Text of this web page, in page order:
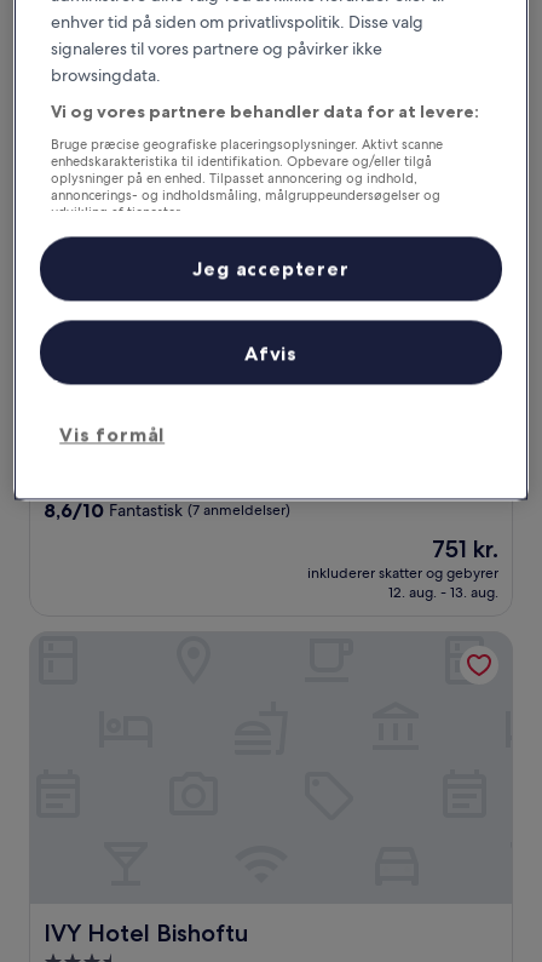
Her kan du overnatte nær Debre
Zeyit-moskéen
Pyramid Hotels & Resorts
5.0-
overnatningssted
8.6
anmeldelser)
8,6/10 Fantastisk (7 anmeldelser)
Prisen
er
751 kr.
751 kr.
inkluderer skatter og gebyrer
12. aug. - 13. aug.
IVY Hotel Bishoftu
IVY Hotel Bishoftu
enhver tid på siden om privatlivspolitik. Disse valg
signaleres til vores partnere og påvirker ikke
browsingdata.
Vi og vores partnere behandler data for at levere:
Bruge præcise geografiske placeringsoplysninger. Aktivt scanne
enhedskarakteristika til identifikation. Opbevare og/eller tilgå
oplysninger på en enhed. Tilpasset annoncering og indhold,
annoncerings- og indholdsmåling, målgruppeundersøgelser og
udvikling af tjenester.
Liste over partnere (leverandører)
Vis formål
Afvis
Jeg accepterer